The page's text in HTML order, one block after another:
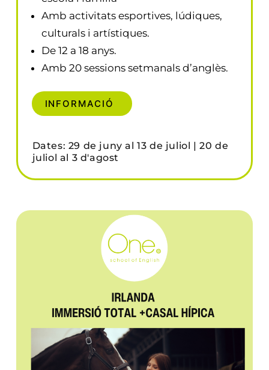
Amb activitats esportives, lúdiques,
culturals i artístiques.
De 12 a 18 anys.
Amb 20 sessions setmanals d’anglès.
INFORMACIÓ
Dates: 29 de juny al 13 de juliol | 20 de
juliol al 3 d'agost